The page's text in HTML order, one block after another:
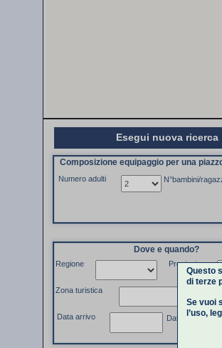
Esegui nuova ricerca
Composizione equipaggio per una
Numero adulti N°bambini/
Regione Provincia
Zona turistica
Data partenza
Data arrivo
Dove e quando?
Questo
di terze
Se vuoi
l’uso,